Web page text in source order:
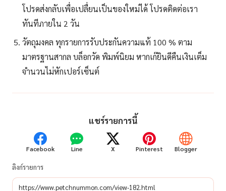
โปรดส่งกลับเพื่อเปลื่ยนเป็นของใหม่ได้ โปรดติดต่อเรา
ทันทีภายใน 2 วัน
วัตถุมงคล ทุกรายการรับประกันความแท้ 100 % ตาม
มาตรฐานสากล บล็อกวัด พิมพ์นิยม หากเก๊ยินดีคืนเงินเต็ม
จำนวนไม่หักเปอร์เซ็นต์
แชร์รายการนี้
Facebook Line X Pinterest Blogger
ลิงก์รายการ